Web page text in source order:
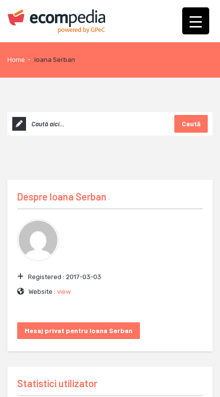
Home - Ioana Serban
Caută
Despre Ioana Serban
Registered : 2017-03-03
Website : view
Mesaj privat pentru Ioana Serban
Statistici utilizator